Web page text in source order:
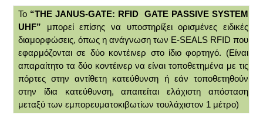
Το “THE JANUS-GATE: RFID GATE PASSIVE SYSTEM
UHF” μπορεί επίσης να υποστηρίξει ορισμένες ειδικές
διαμορφώσεις, όπως η ανάγνωση των E-SEALS RFID που
εφαρμόζονται σε δύο κοντέινερ στο ίδιο φορτηγό. (Είναι
απαραίτητο τα δύο κοντέινερ να είναι τοποθετημένα με τις
πόρτες στην αντίθετη κατεύθυνση ή εάν τοποθετηθούν
στην ίδια κατεύθυνση, απαιτείται ελάχιστη απόσταση
μεταξύ των εμπορευματοκιβωτίων τουλάχιστον 1 μέτρο)